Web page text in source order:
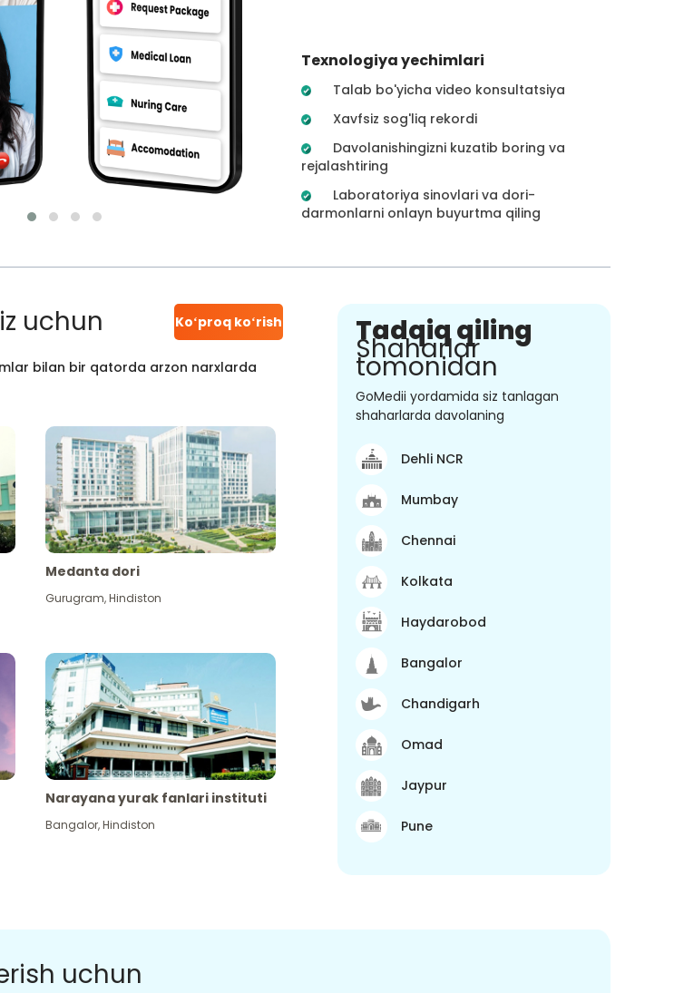
Texnologiya yechimlari
Talab bo'yicha video konsultatsiya
Xavfsiz sog'liq rekordi
Davolanishingizni kuzatib boring va
rejalashtiring
Laboratoriya sinovlari va dori-
darmonlarni onlayn buyurtma qiling
uchun Koʻproq koʻrish
bilan bir qatorda arzon narxlarda
Medanta dori
Gurugram,Hindiston
Narayana yurak fanlari instituti
Bangalor,Hindiston
Tadqiq qiling
Shaharlar
tomonidan
GoMedii yordamida siz tanlagan
shaharlarda davolaning
Dehli NCR
Mumbay
Chennai
Kolkata
Haydarobod
Bangalor
Chandigarh
Omad
Jaypur
Pune
uchun